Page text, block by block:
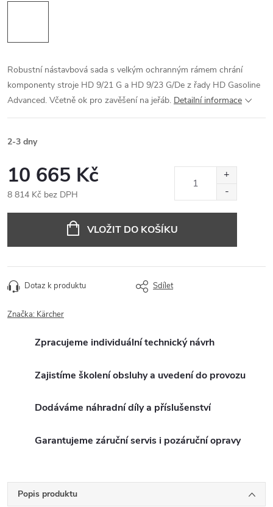
Robustní nástavbová sada s velkým ochranným rámem chrání
komponenty stroje HD 9/21 G a HD 9/23 G/De z řady HD Gasoline
Advanced. Včetně ok pro zavěšení na jeřáb. Detailní informace
2-3 dny
10 665 Kč
8 814 Kč bez DPH
VLOŽIT DO KOŠÍKU
Dotaz k produktu Sdílet
Značka: Kärcher
Zpracujeme individuální technický návrh
Zajistíme školení obsluhy a uvedení do provozu
Dodáváme náhradní díly a příslušenství
Garantujeme záruční servis i pozáruční opravy
Popis produktu